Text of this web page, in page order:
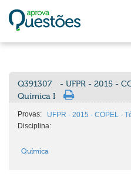
Q391307
- UFPR - 2015 -
Química I
Provas:
UFPR - 2015 - COPEL -
Disciplina:
Química